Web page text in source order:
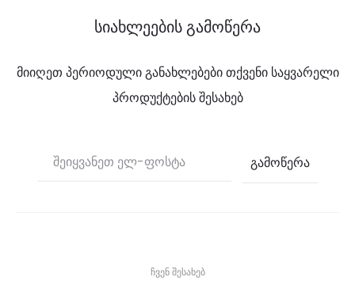
სიახლეების გამოწერა
მიიღეთ პერიოდული განახლებები თქვენი საყვარელი
პროდუქტების შესახებ
ჩვენ შესახებ